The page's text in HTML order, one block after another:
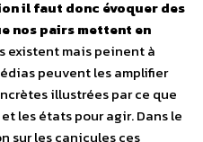
il faut donc évoquer des
nos pairs mettent en
existent mais peinent à
peuvent les amplifier
illustrées par ce que
les états pour agir.Dans le
sur les canicules ces